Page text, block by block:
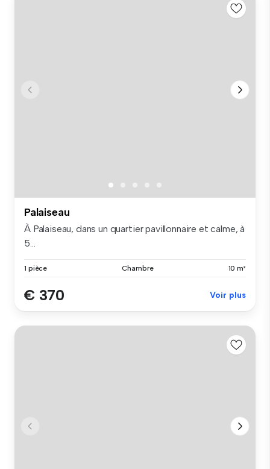
Palaiseau
À Palaiseau, dans un quartier pavillonnaire et calme, à
5...
1 pièce Chambre 10 m²
€ 370 Voir plus